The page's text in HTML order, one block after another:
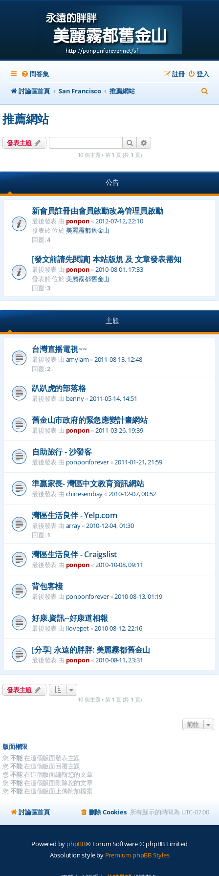
問答集 登入
註冊
討論區首頁
San Francisco 推薦網站
尋
推薦網站
發表主題 搜尋
10 個主題 • 第 1 頁 (共 1 頁)
公告
新會員註冊由會員啟動改為管理員啟動
最後發表 由 ponpon«2012-07-12, 22:10
發表於 位於 美麗霧都舊金山
回覆:4
[發文前請先閱讀] 本站版規 及 文章發表需知
最後發表 由 ponpon«2010-08-01, 17:33
發表於 位於 美麗霧都舊金山
回覆:3
主題
台灣直播電視~~
最後發表 由 amylam«2011-08-13, 12:48
回覆:2
趴趴虎的部落格
最後發表 由 benny«2011-05-14, 14:51
舊金山市政府的緊急應變計畫網站
最後發表 由 ponpon«2011-03-26, 19:39
自助旅行 - 沙發客
最後發表 由 ponponforever«2011-01-21, 21:59
準贏家長- 灣區中文教育資訊網站
最後發表 由 chineseinbay«2010-12-07, 00:52
灣區生活良伴 - Yelp.com
最後發表 由 array«2010-12-04, 01:30
回覆:1
灣區生活良伴 - Craigslist
最後發表 由 ponpon«2010-10-08, 09:11
背包客棧
最後發表 由 ponponforever«2010-08-13, 01:19
好康.資訊--好康道相報
最後發表 由 Ilovepet«2010-08-12, 22:16
[分享] 永遠的胖胖: 美麗霧都舊金山
最後發表 由 ponpon«2010-08-11, 23:31
發表主題
10 個主題 • 第 1 頁 (共 1 頁)
前往
版面權限
您 不能在這個版面發表主題
您 不能在這個版面回覆主題
您 不能在這個版面編輯您的文章
您 不能在這個版面刪除您的文章
您 不能在這個版面上傳附加檔案
討論區首頁 所有顯示的時間為 UTC-07:00
刪除 Cookies
Powered by phpBB® Forum Software © phpBB Limited
Absolution style by Premium phpBB Styles